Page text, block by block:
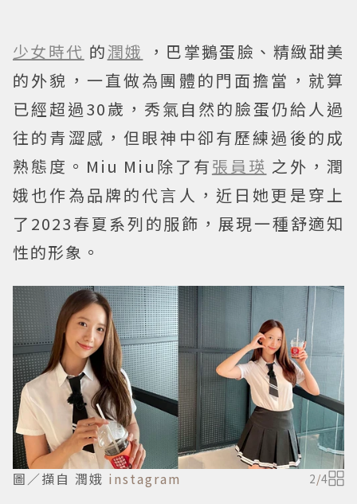
少女時代 的潤娥
，巴掌鵝蛋臉、精緻甜美
的外貌，一直做為團體的門面擔當，就算
已經超過30歲，秀氣自然的臉蛋仍給人過
往的青澀感，但眼神中卻有歷練過後的成
熟態度。Miu Miu除了有張員瑛 之外，潤
娥也作為品牌的代言人，近日她更是穿上
了2023春夏系列的服飾，展現一種舒適知
性的形象。
圖／擷自 潤娥 instagram 2/4